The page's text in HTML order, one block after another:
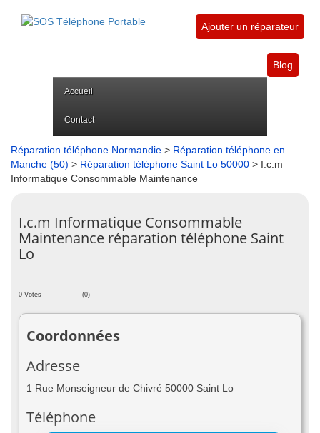
Ajouter un réparateur
Blog
Accueil
Contact
Réparation téléphone Normandie > Réparation téléphone en
Manche (50) > Réparation téléphone Saint Lo 50000 > I.c.m
Informatique Consommable Maintenance
I.c.m Informatique Consommable
Maintenance réparation téléphone Saint
Lo
0 Votes (0)
Coordonnées
Adresse
1 Rue Monseigneur de Chivré 50000 Saint Lo
Téléphone